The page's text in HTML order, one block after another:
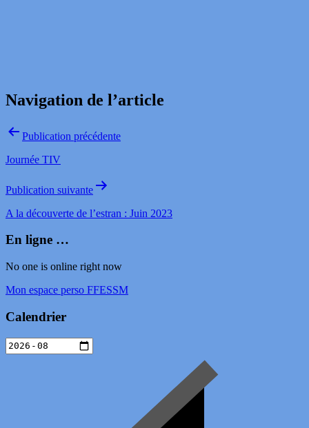
Navigation de l’article
Publication précédente
Journée TIV
Publication suivante
A la découverte de l’estran : Juin 2023
En ligne …
No one is online right now
Mon espace perso FFESSM
Calendrier